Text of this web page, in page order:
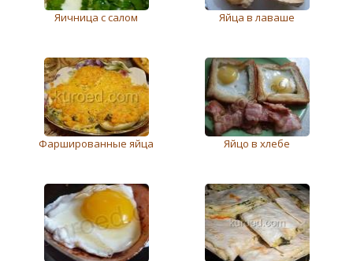
Яичница с салом Яйца в лаваше
Фаршированные яйца Яйцо в хлебе